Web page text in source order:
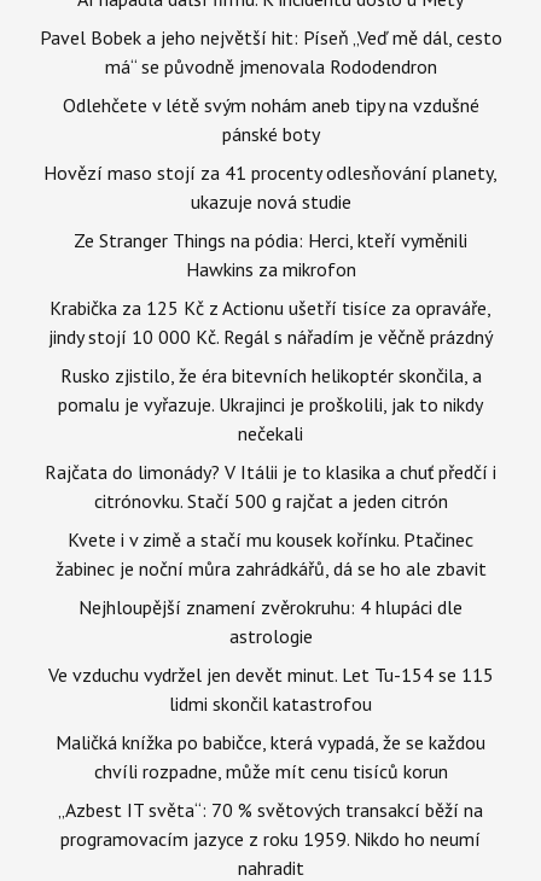
Pavel Bobek a jeho největší hit: Píseň „Veď mě dál, cesto
má“ se původně jmenovala Rododendron
Odlehčete v létě svým nohám aneb tipy na vzdušné
pánské boty
Hovězí maso stojí za 41 procenty odlesňování planety,
ukazuje nová studie
Ze Stranger Things na pódia: Herci, kteří vyměnili
Hawkins za mikrofon
Krabička za 125 Kč z Actionu ušetří tisíce za opraváře,
jindy stojí 10 000 Kč. Regál s nářadím je věčně prázdný
Rusko zjistilo, že éra bitevních helikoptér skončila, a
pomalu je vyřazuje. Ukrajinci je proškolili, jak to nikdy
nečekali
Rajčata do limonády? V Itálii je to klasika a chuť předčí i
citrónovku. Stačí 500 g rajčat a jeden citrón
Kvete i v zimě a stačí mu kousek kořínku. Ptačinec
žabinec je noční můra zahrádkářů, dá se ho ale zbavit
Nejhloupější znamení zvěrokruhu: 4 hlupáci dle
astrologie
Ve vzduchu vydržel jen devět minut. Let Tu-154 se 115
lidmi skončil katastrofou
Maličká knížka po babičce, která vypadá, že se každou
chvíli rozpadne, může mít cenu tisíců korun
„Azbest IT světa“: 70 % světových transakcí běží na
programovacím jazyce z roku 1959. Nikdo ho neumí
nahradit